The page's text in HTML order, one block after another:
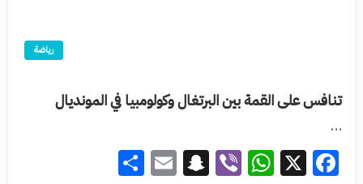
رياضة
تنافس على القمة بين البرتغال وكولومبيا في المونديال
…
Facebook
X
WhatsApp
Viber
Snapchat
Email